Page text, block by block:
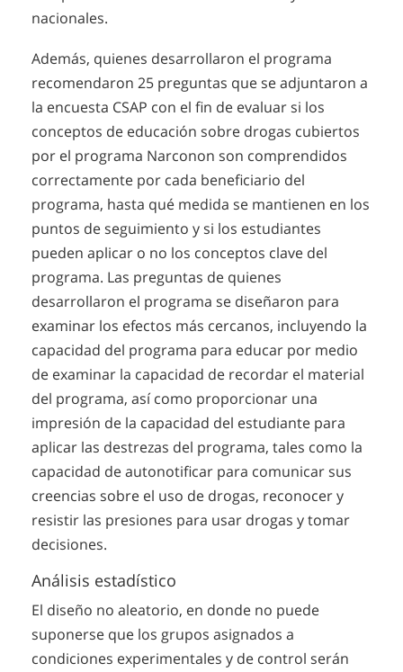
nacionales.
Además, quienes desarrollaron el programa
recomendaron 25 preguntas que se adjuntaron a
la encuesta CSAP con el fin de evaluar si los
conceptos de educación sobre drogas cubiertos
por el programa Narconon son comprendidos
correctamente por cada beneficiario del
programa, hasta qué medida se mantienen en los
puntos de seguimiento y si los estudiantes
pueden aplicar o no los conceptos clave del
programa. Las preguntas de quienes
desarrollaron el programa se diseñaron para
examinar los efectos más cercanos, incluyendo la
capacidad del programa para educar por medio
de examinar la capacidad de recordar el material
del programa, así como proporcionar una
impresión de la capacidad del estudiante para
aplicar las destrezas del programa, tales como la
capacidad de autonotificar para comunicar sus
creencias sobre el uso de drogas, reconocer y
resistir las presiones para usar drogas y tomar
decisiones.
Análisis estadístico
El diseño no aleatorio, en donde no puede
suponerse que los grupos asignados a
condiciones experimentales y de control serán